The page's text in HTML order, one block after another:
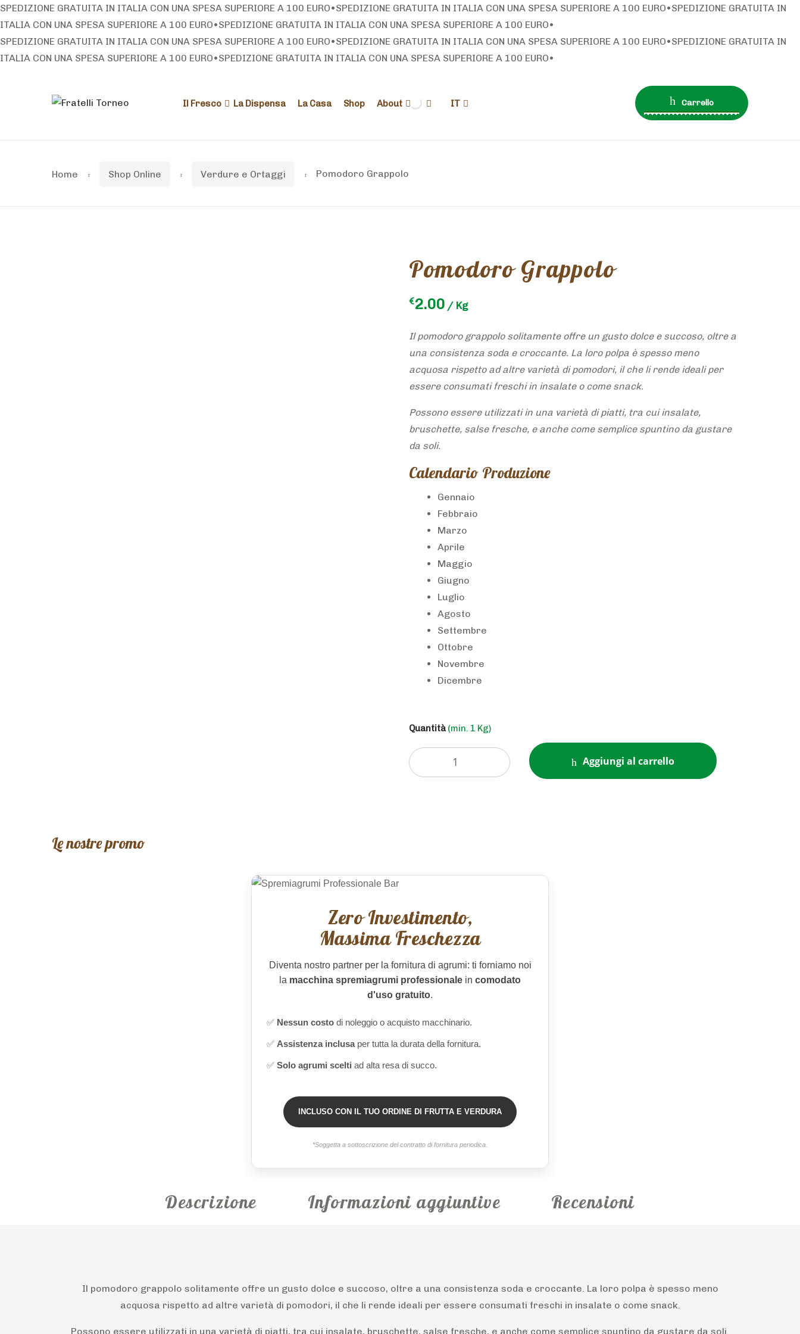
to
to
Il Fresco La Dispensa La Casa Shop About IT Carrello
0 prodotti €0.00
Home Shop Online Verdure e Ortaggi Pomodoro Grappolo
Pomodoro Grappolo
€2.00 / Kg
Il pomodoro grappolo solitamente offre un gusto dolce e succoso, oltre a
una consistenza soda e croccante. La loro polpa è spesso meno
acquosa rispetto ad altre varietà di pomodori, il che li rende ideali per
essere consumati freschi in insalate o come snack.
Possono essere utilizzati in una varietà di piatti, tra cui insalate,
bruschette, salse fresche, e anche come semplice spuntino da gustare
da soli.
Calendario Produzione
Gennaio
Febbraio
Marzo
Aprile
Maggio
Giugno
Luglio
Agosto
Settembre
Ottobre
Novembre
Dicembre
Quantità(min. 1 Kg)
Aggiungi al carrello
Le nostre promo
Zero Investimento,
Massima Freschezza
Diventa nostro partner per la fornitura di agrumi: ti forniamo noi
la macchina spremiagrumi professionale in comodato
d'uso gratuito.
✅ Nessun costo di noleggio o acquisto macchinario.
✅ Assistenza inclusaper tutta la durata della fornitura.
✅ Solo agrumi scelti ad alta resa di succo.
INCLUSO CON IL TUO ORDINE DI FRUTTA E VERDURA
*Soggetta a sottoscrizione del contratto di fornitura periodica.
Descrizione Informazioni aggiuntive Recensioni
Il pomodoro grappolo solitamente offre un gusto dolce e succoso, oltre a una consistenza soda e croccante. La loro polpa è spesso meno
acquosa rispetto ad altre varietà di pomodori, il che li rende ideali per essere consumati freschi in insalate o come snack.
Possono essere utilizzati in una varietà di piatti, tra cui insalate, bruschette, salse fresche, e anche come semplice spuntino da gustare da soli.
SPEDIZIONE GRATUITA IN ITALIA CON UNA SPESA SUPERIORE A 100 EURO•SPEDIZIONE GRATUITA IN ITALIA CON UNA SPESA SUPERIORE A 100 EURO•SPEDIZIONE GRATUITA IN
ITALIA CON UNA SPESA SUPERIORE A 100 EURO•SPEDIZIONE GRATUITA IN ITALIA CON UNA SPESA SUPERIORE A 100 EURO•
SPEDIZIONE GRATUITA IN ITALIA CON UNA SPESA SUPERIORE A 100 EURO•SPEDIZIONE GRATUITA IN ITALIA CON UNA SPESA SUPERIORE A 100 EURO•SPEDIZIONE GRATUITA IN
ITALIA CON UNA SPESA SUPERIORE A 100 EURO•SPEDIZIONE GRATUITA IN ITALIA CON UNA SPESA SUPERIORE A 100 EURO•